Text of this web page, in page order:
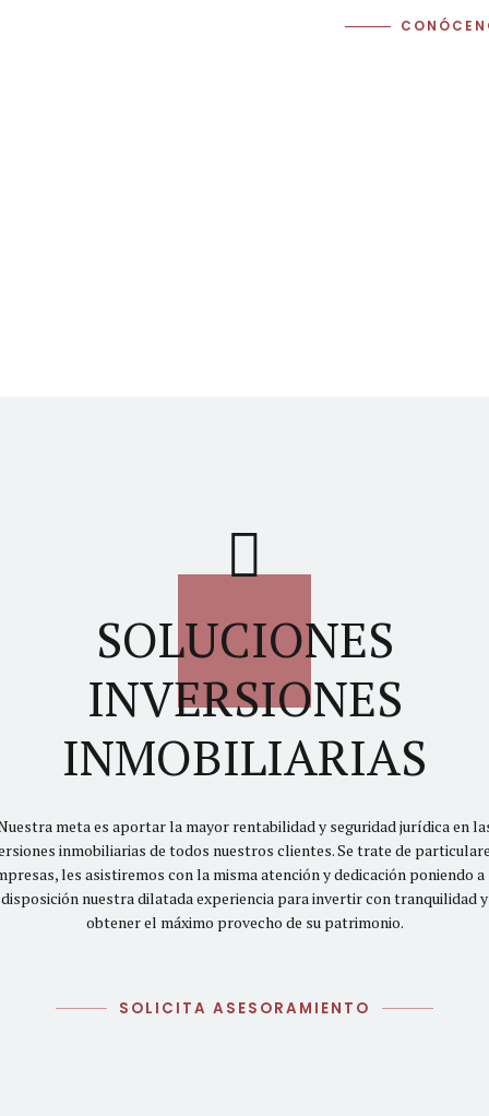
SOLUCIONES
INVERSIONES
INMOBILIARIAS
meta es aportar la mayor rentabilidad y seguridad jurídica en
inmobiliarias de todos nuestros clientes. Se trate de
les asistiremos con la misma atención y dedicación poniendo a
disposición nuestra dilatada experiencia para invertir con tranquilidad y
obtener el máximo provecho de su patrimonio.
SOLICITA ASESORAMIENTO